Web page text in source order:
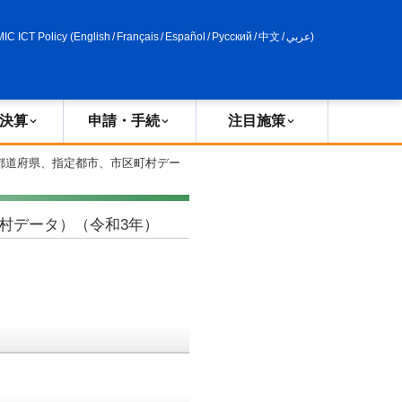
ICT Policy (English / Français/ Español / Русский /中文 /عربي)
算 申請・手続 注目施策
府県、指定都市、市区町村デー
データ）（令和3年）